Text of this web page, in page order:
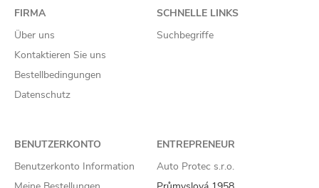
FIRMA
Über uns
Kontaktieren Sie uns
Bestellbedingungen
Datenschutz
SCHNELLE LINKS
Suchbegriffe
BENUTZERKONTO
Benutzerkonto Information
ENTREPRENEUR
Auto Protec s.r.o.